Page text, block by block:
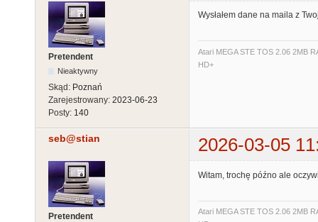
Pretendent
Nieaktywny
Skąd: Poznań
Zarejestrowany: 2023-06-23
Posty: 140
Wysłałem dane na maila z
Atari MEGA STE TOS 2.06 2MB
HD+
seb@stian 2026-03-05
Pretendent
Witam, trochę późno ale
Atari MEGA STE TOS 2.06 2MB